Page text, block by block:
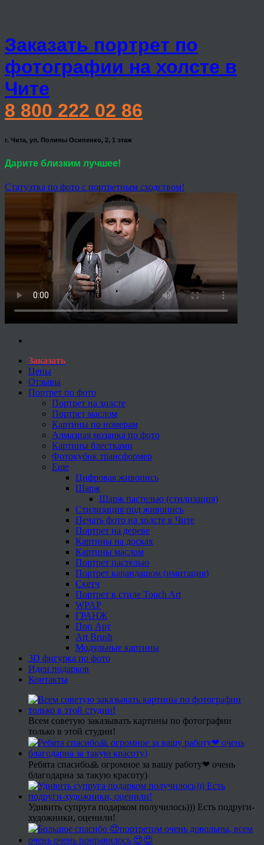
Заказать портрет по
фотографии на холсте в
Чите
8 800 222 02 86
г. Чита, ул. Полины Осипенко, 2, 1 этаж
Дарите близким лучшее!
Статуэтка по фото с портретным сходством!
Заказать
Цены
Отзывы
Портрет по фото
Портрет на холсте
Портрет маслом
Картины по номерам
Алмазная мозаика по фото
Картины блестками
Фотокубик трансформер
Еще
Цифровая живопись
Шарж
Шарж пастелью (стилизация)
Стилизация под живопись
Печать фото на холсте в Чите
Портрет на дереве
Картины на досках
Картины маслом
Портрет пастелью
Портрет карандашом (имитация)
Скетч
Портрет в стиле Touch Art
WPAP
ГРАНЖ
Поп Арт
Art Brush
Модульные картины
3D фигурка по фото
Идеи подарков
Контакты
Всем советую заказывать картины по фотографии
только в этой студии!
Ребята спасибо🙏 огромное за вашу работу❤ очень
благодарна за такую красоту)
Удивить супруга подарком получилось))) Есть подруги-
художники, оценили!